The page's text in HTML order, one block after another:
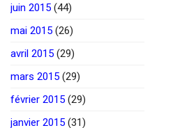
juin 2015 (44)
mai 2015 (26)
avril 2015 (29)
mars 2015 (29)
février 2015 (29)
janvier 2015 (31)